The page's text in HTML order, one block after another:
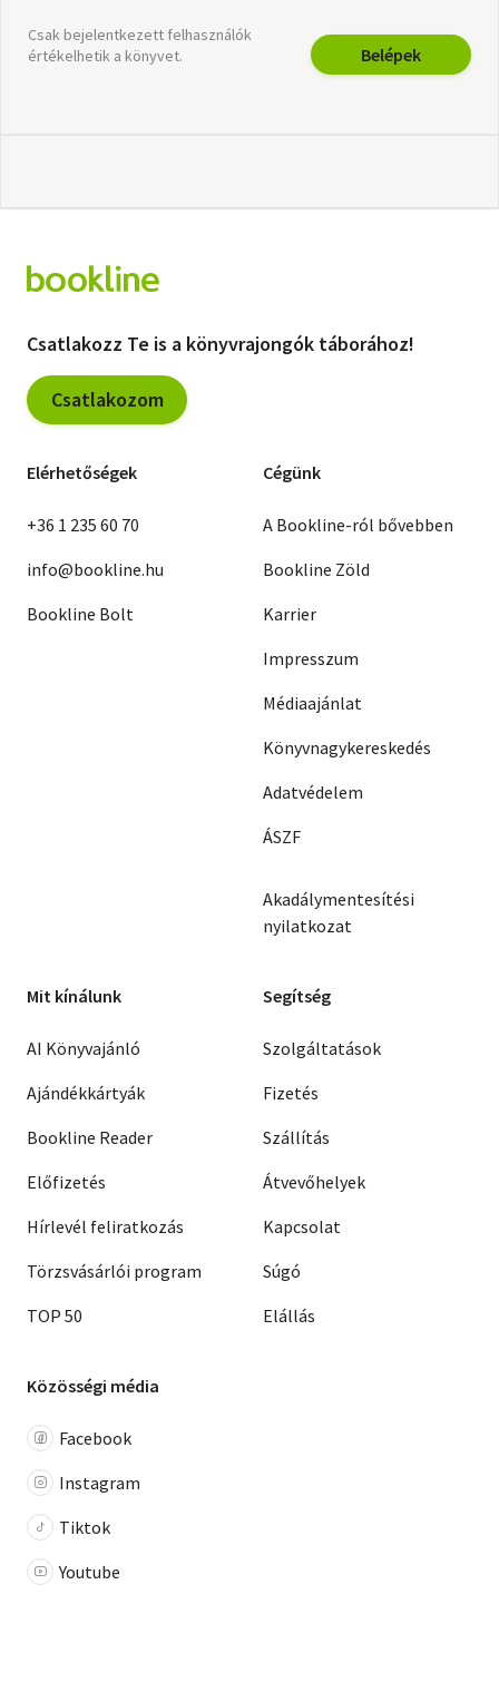
Csak bejelentkezett felhasználók
értékelhetik a könyvet.
Belépek
Csatlakozz Te is a könyvrajongók táborához!
Csatlakozom
Elérhetőségek
+36 1 235 60 70
info@bookline.hu
Bookline Bolt
Cégünk
A Bookline-ról bővebben
Bookline Zöld
Karrier
Impresszum
Médiaajánlat
Könyvnagykereskedés
Adatvédelem
ÁSZF
Akadálymentesítési
nyilatkozat
Mit kínálunk
AI Könyvajánló
Ajándékkártyák
Bookline Reader
Előfizetés
Hírlevél feliratkozás
Törzsvásárlói program
TOP 50
Segítség
Szolgáltatások
Fizetés
Szállítás
Átvevőhelyek
Kapcsolat
Súgó
Elállás
Közösségi média
Facebook
Instagram
Tiktok
Youtube